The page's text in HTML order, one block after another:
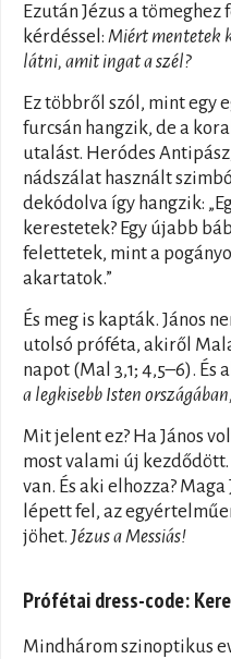
Ezután Jézus a
kérdéssel: Miért mentetek
látni, amit ingat a szél?
Ez többről szól, mint egy
furcsán hangzik, de a
utalást. Heródes
nádszálat használt
dekódolva így hangzik:
kerestetek? Egy újabb
felettetek, mint a
akartatok.”
És meg is kapták. János
utolsó próféta, akiről
napot (Mal 3,1; 4,5–6).
a legkisebb Isten
Mit jelent ez? Ha János
most valami új
van. És aki elhozza?
lépett fel, az
jöhet. Jézus a Messiás!
Prófétai dress-code:
Mindhárom szinoptikus